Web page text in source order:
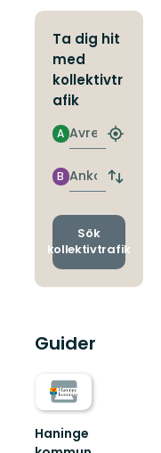
Ta dig hit
med
kollektivtr
afik
Avresa
A
Hitta
Ankomst
B
Byt
och
Sök
kollektivtrafik
Guider
Haninge